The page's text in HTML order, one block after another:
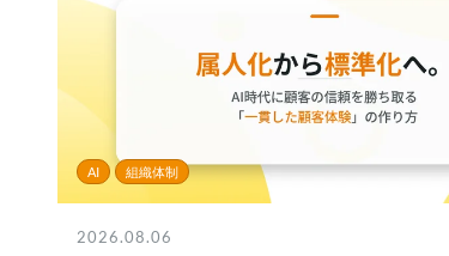
AI 組織体制
2026.08.06